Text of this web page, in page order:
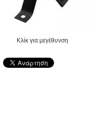
Κλίκ για μεγέθυνση